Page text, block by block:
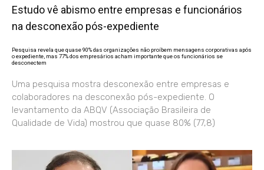
Estudo vê abismo entre empresas e funcionários
na desconexão pós-expediente
Pesquisa revela que quase 90% das organizações não proíbem mensagens corporativas após
o expediente, mas 77% dos empresários acham importante que os funcionários se
desconectem
Uma pesquisa mostra desconexão entre empresas e
colaboradores na desconexão pós-expediente. O
levantamento da ABQV (Associação Brasileira de
Qualidade de Vida) mostrou que quase 80% (77,8)